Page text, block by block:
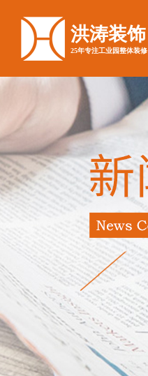
洪涛装饰
25年专注工业园整体装修